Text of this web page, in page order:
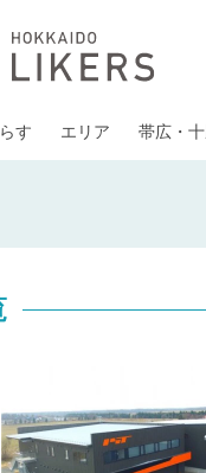
す エリア 帯広・